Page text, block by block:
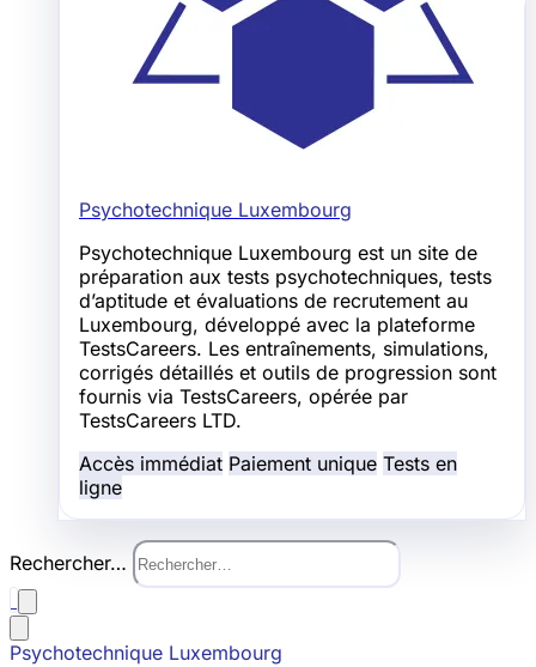
Psychotechnique Luxembourg
Psychotechnique Luxembourg est un site de
préparation aux tests psychotechniques, tests
d’aptitude et évaluations de recrutement au
Luxembourg, développé avec la plateforme
TestsCareers. Les entraînements, simulations,
corrigés détaillés et outils de progression sont
fournis via TestsCareers, opérée par
TestsCareers LTD.
Accès immédiat Paiement unique Tests en
ligne
Rechercher…
Psychotechnique Luxembourg